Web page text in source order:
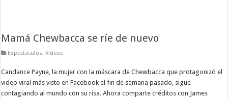
Mamá Chewbacca se ríe de nuevo
Espectáculos,Videos
Candance Payne, la mujer con la máscara de Chewbacca que protagonizó el
video viral más visto en Facebook el fin de semana pasado, sigue
contagiando al mundo con su risa. Ahora comparte créditos con James